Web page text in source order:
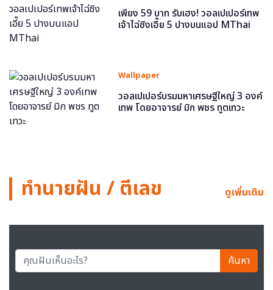
เพียง 59 บาท รับเฮง! วอลเปเปอร์เทพ
เจ้าไฉ่ซิงเอี๊ย 5 ปางบนแอป MThai
Wallpaper
วอลเปเปอร์บรมมหาเศรษฐีใหญ่ 3 องค์
เทพ โดยอาจารย์ มิก พชร ทูตเทวะ
ทำนายฝัน / ตีเลข ดูเพิ่มเติม
ค้นหา